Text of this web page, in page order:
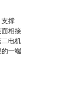
支撑
面相接
二电机
的一端